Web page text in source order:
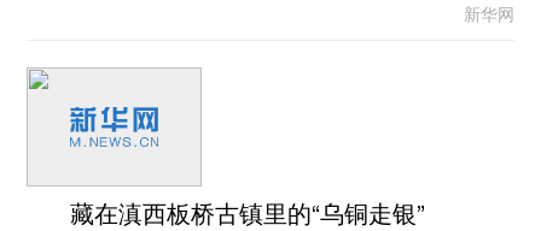
新华网
藏在滇西板桥古镇里的“乌铜走银”